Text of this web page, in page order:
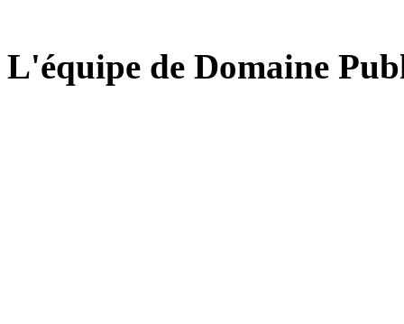
L'équipe de Domaine